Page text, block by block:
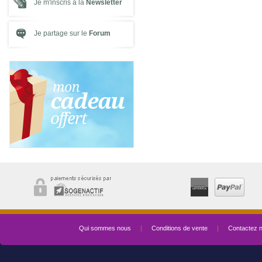
Je m'inscris à la Newsletter
Je partage sur le Forum
Qui sommes nous | Conditions de vente | Contactez